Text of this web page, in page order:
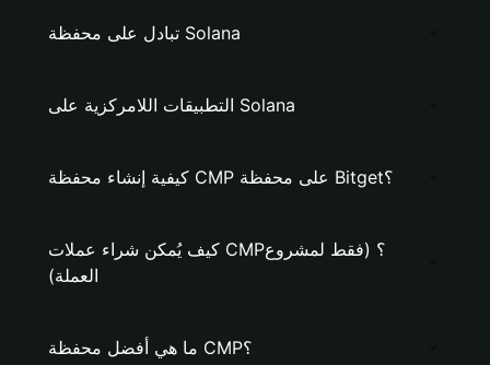
تبادل على محفظة Solana
التطبيقات اللامركزية على Solana
كيفية إنشاء محفظة CMP على محفظة Bitget؟
كيف يُمكن شراء عملات CMP؟ (فقط لمشروع
العملة)
ما هي أفضل محفظة CMP؟